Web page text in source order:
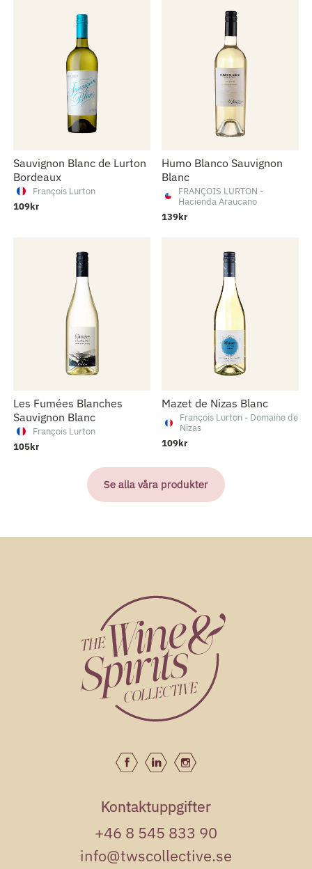
Sauvignon Blanc de Lurton
Bordeaux
François Lurton
109kr
Humo Blanco Sauvignon
Blanc
FRANÇOIS LURTON -
Hacienda Araucano
139kr
Les Fumées Blanches
Sauvignon Blanc
François Lurton
105kr
Mazet de Nizas Blanc
François Lurton - Domaine de
Nizas
109kr
Sauvignon Blanc de Lurton
109kr
Les Fumées Blanches Sauvignon
105kr
Mazet de Nizas Blanc
François Lurton - Domaine de Nizas
109kr
Se alla våra produkter
Kontaktuppgifter
+46 8 545 833 90
info@twscollective.se